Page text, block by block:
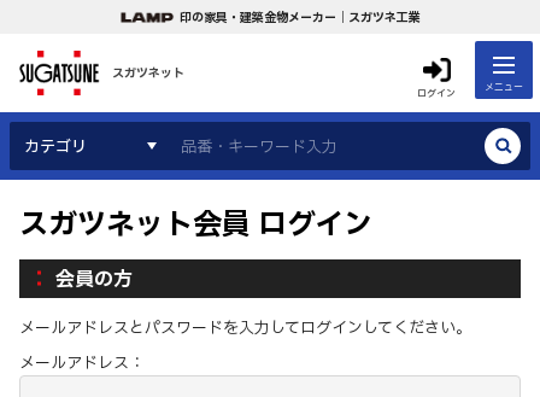
印の家具・建築金物メーカー｜スガツネ工業
スガツネット
ログイン メニュー
カテゴリ
スガツネット会員 ログイン
会員の方
メールアドレスとパスワードを入力してログインしてください。
メールアドレス：